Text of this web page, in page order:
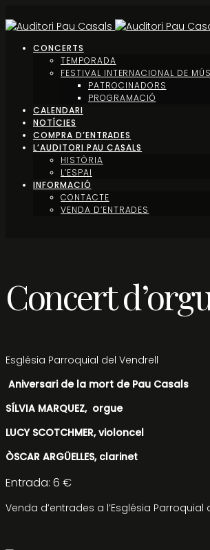
CONCERTS
TEMPORADA
FESTIVAL INTERNACIONAL DE
PATROCINADORS
PROGRAMACIÓ
CALENDARI
NOTÍCIES
COMPRA D’ENTRADES
L’AUDITORI PAU CASALS
HISTÒRIA
L’ESPAI
INFORMACIÓ
CONTACTE
VENDA D’ENTRADES
Concert
Església Parroquial del Vendrell
Aniversari de la mort de Pau Casals
SÍLVIA MARQUEZ, orgue
LUCY SCOTCHMER, violoncel
ÒSCAR ARGÜELLES, clarinet
Entrada: 6 €
Venda d’entrades a l’Església Parroquial